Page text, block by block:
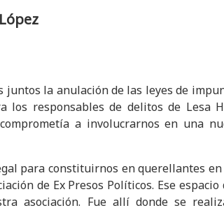
juntos la anulación de las leyes de
los responsables de delitos de Lesa
a involucrarnos en una
para constituirnos en querellantes
de Ex Presos Políticos. Ese
asociación. Fue allí donde se